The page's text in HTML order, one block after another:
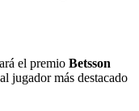
el premio Betsson
jugador más destacado